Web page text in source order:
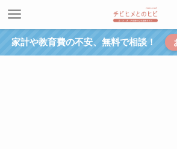
家計や教育費の不安、無料で相談！